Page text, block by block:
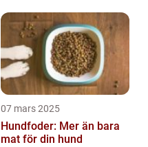
07 mars 2025
Hundfoder: Mer än bara
mat för din hund